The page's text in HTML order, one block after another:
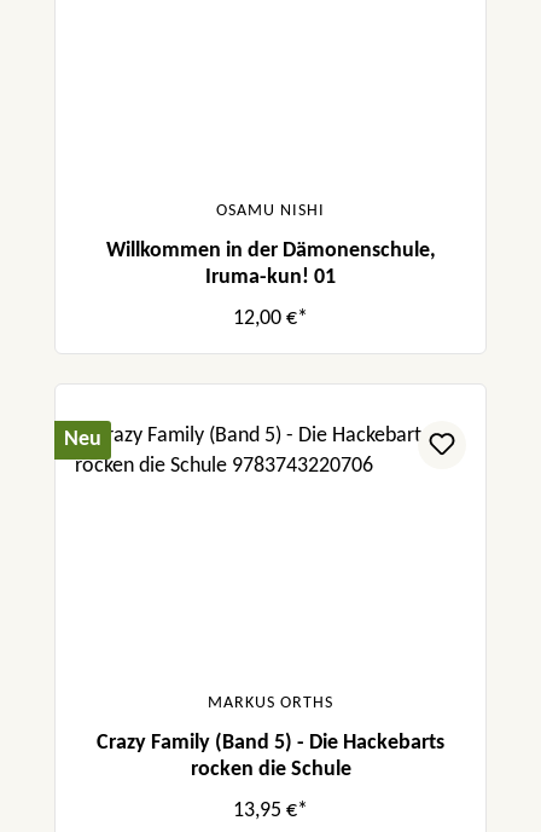
OSAMU NISHI
Willkommen in der Dämonenschule,
Iruma-kun! 01
12,00 €*
Neu
MARKUS ORTHS
Crazy Family (Band 5) - Die Hackebarts
rocken die Schule
13,95 €*